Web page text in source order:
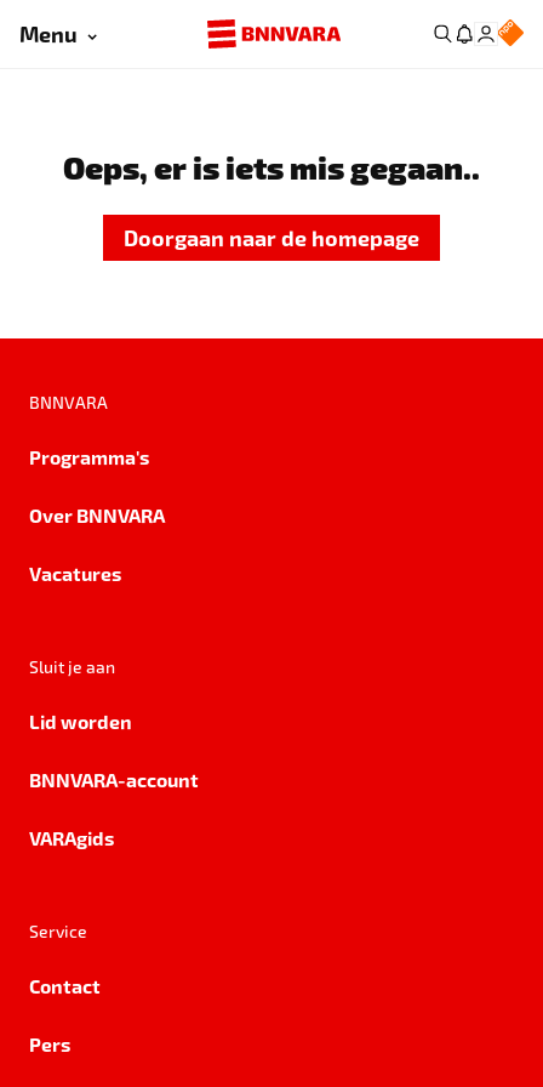
Menu
Oeps, er is iets mis gegaan..
Doorgaan naar de homepage
BNNVARA
Programma's
Over BNNVARA
Vacatures
Sluit je aan
Lid worden
BNNVARA-account
VARAgids
Service
Contact
Pers